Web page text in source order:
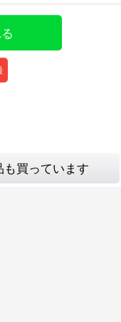
買っています